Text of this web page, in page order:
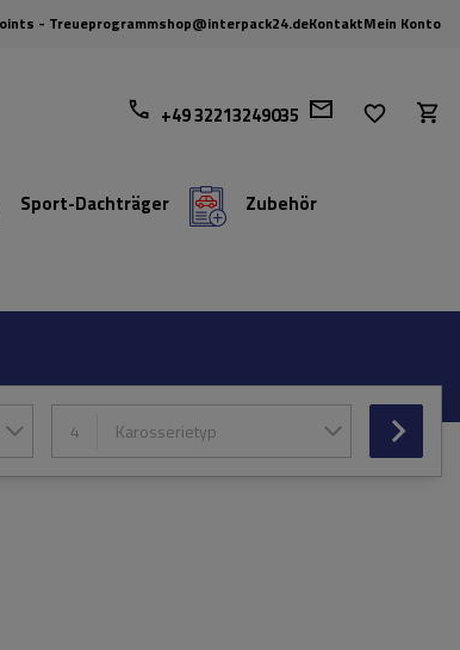
- Treueprogrammshop@interpack24.deKontaktMein Konto
+49 32213249035
Sport-Dachträger Zubehör
4 Karosserietyp